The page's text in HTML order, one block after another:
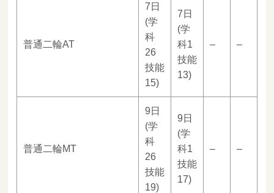
普通二輪AT
7日
(学
科
26
技能
15)
7日
(学
科1
技能
13)
– –
普通二輪MT
9日
(学
科
26
技能
19)
9日
(学
科1
技能
17)
– –